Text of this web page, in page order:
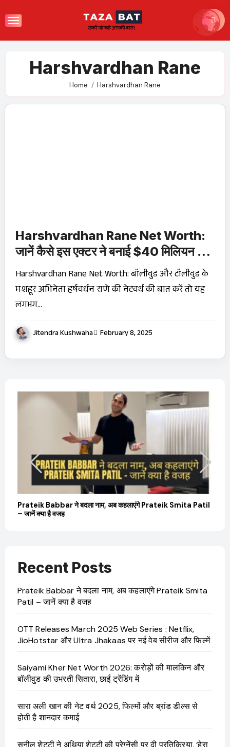
to
Harshvardhan Rane
Home Harshvardhan Rane
Harshvardhan Rane Net Worth:
जानें कैसे इस एक्टर ने बनाई $40 मिलियन की
संपत्ति!
Harshvardhan Rane Net Worth: बॉलीवुड और टॉलीवुड के
मशहूर अभिनेता हर्षवर्धन राणे की नेटवर्थ की बात करें तो यह
लगभग…
Jitendra Kushwaha February 8, 2025
Prateik Babbar ने बदला नाम, अब कहलाएंगे Prateik Smita Patil
– जानें क्या है वजह
Recent Posts
Prateik Babbar ने बदला नाम, अब कहलाएंगे Prateik Smita
Patil – जानें क्या है वजह
OTT Releases March 2025 Web Series : Netflix,
JioHotstar और Ultra Jhakaas पर नई वेब सीरीज और फिल्में
Saiyami Kher Net Worth 2026: करोड़ों की मालकिन और
बॉलीवुड की उभरती सितारा, छाईं ट्रेंडिंग में
सारा अली खान की नेट वर्थ 2025, फिल्मों और ब्रांड डील्स से
होती है शानदार कमाई
सुनील शेट्टी ने अथिया शेट्टी की प्रेग्नेंसी पर दी प्रतिक्रिया, ‘हेरा